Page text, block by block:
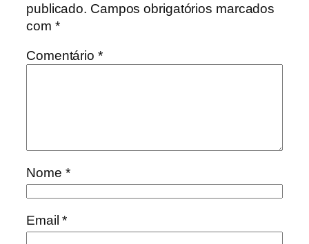
publicado. Campos obrigatórios marcados
com *
Comentário *
Nome *
Email*